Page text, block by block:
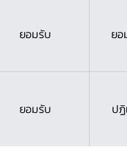
ยอมรับ ยอ
ยอมรับ ปฏิ